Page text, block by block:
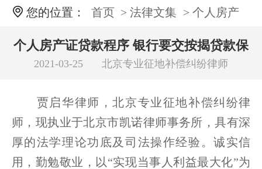
您的位置： 首页 > 法律文集 > 个人房产
证贷款程序 银行要交按揭贷款保证金合法吗
个人房产证贷款程序 银行要交按揭贷款保
证金合法吗
2021-03-25 北京专业征地补偿纠纷律师
贾启华律师，北京专业征地补偿纠纷律
师，现执业于北京市凯诺律师事务所，具有深
厚的法学理论功底及司法操作经验。诚实信
用，勤勉敬业，以“实现当事人利益最大化”为